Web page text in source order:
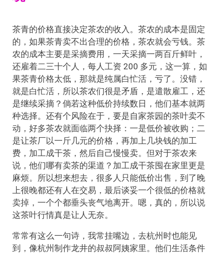
茶青的价格直接决定茶农的收入。茶农的成本是固定
的，如果茶青卖不出合理的价格，茶农就会亏钱。茶
农的成本主要是采摘费用，一天采摘一两百斤鲜叶，
还雇着二三十个人，每人工资 200 多元，这一算，如
果茶青价格太低，那就是纯属白忙活，亏了。没错，
就是白忙活，所以茶农们很是矛盾，是遣散雇工，还
是继续采摘？倘若这种低价持续数日，他们基本就两
种选择。还有个风险在于，要是自家茶园的茶叶卖不
动，好多茶农就面临两个抉择：一是低价被收购；二
是让茶厂以一斤几元的价格，再加上几块钱的加工
费，加工成干茶，然后自己慢慢卖。但对于茶农来
说，他们哪有卖茶的渠道？加工成干茶囤在家里更是
麻烦。所以想来想去，很多人只能低价出售，到了晚
上很晚都还有人在交易，最后谈妥一个很低的价格就
卖掉，一个个都垂头丧气地离开。嗯，真的，所以说
这茶叶行情真是让人无奈。
常常有这么一句诗，我常挂嘴边，去杭州时也能见
到，像杭州制作龙井的叔叔阿姨家里。他们生活条件